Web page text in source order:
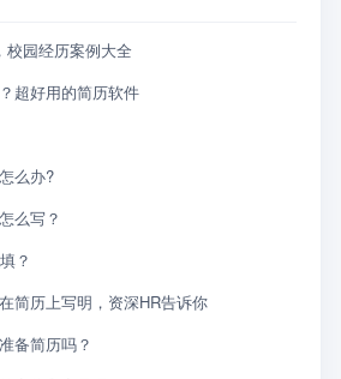
校园经历案例大全
超好用的简历软件
么办?
么写？
？
简历上写明，资深HR告诉你
备简历吗？